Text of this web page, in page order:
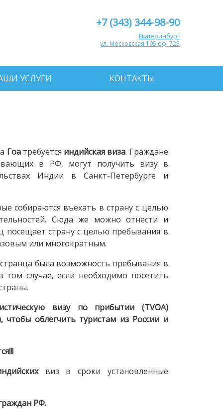
+7 (343) 344-98-90
Екатеринбург
ул. Московская 195 оф. 725
УСЛУГИ КОНТАКТЫ
Гоатребуется индийская виза. Граждане
в РФ, могут получить визу в
Индии в Санкт-Петербурге и
собираются въехать в страну с целью
Сюда же можно отнести и
посещает страну с целью пребывания в
или многократным.
была возможность пребывания в
том случае, если необходимо посетить
визу по прибытии (TVOA)
облегчить туристам из России и
виз в сроки установленные
РФ.